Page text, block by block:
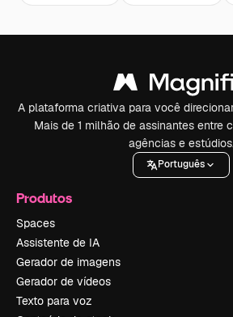
A plataforma criativa para você
Mais de 1 milhão de assinantes entre
agências e
Português
Produtos
Spaces
Assistente de IA
Gerador de imagens
Gerador de vídeos
Texto para voz